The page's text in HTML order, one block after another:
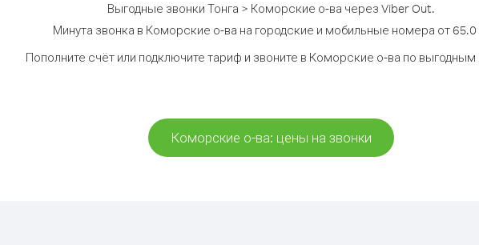
Выгодные звонки Тонга > Коморские о-ва через Viber Out.
Минута звонка в Коморские о-ва на городские и мобильные номера от 65.0
Пополните счёт или подключите тариф и звоните в Коморские о-ва по
Коморские о-ва: цены на звонки